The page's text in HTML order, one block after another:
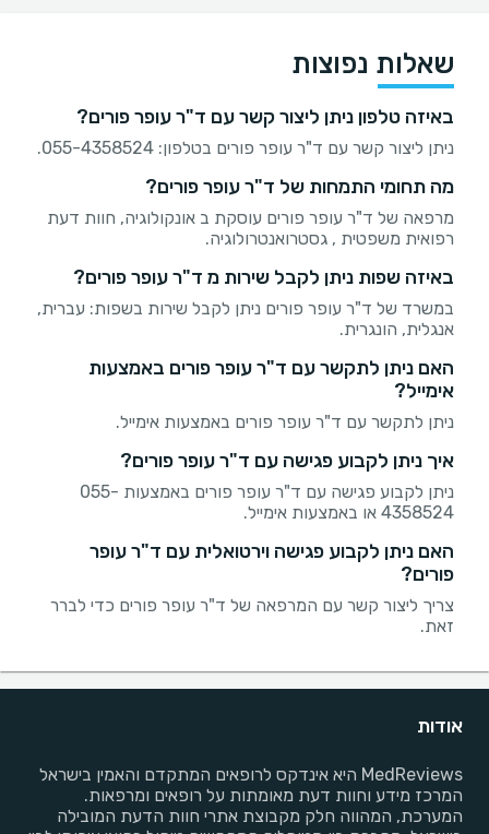
שאלות נפוצות
באיזה טלפון ניתן ליצור קשר עם ד"ר עופר פורים?
ניתן ליצור קשר עם ד"ר עופר פורים בטלפון: 055-4358524.
מה תחומי התמחות של ד"ר עופר פורים?
מרפאה של ד"ר עופר פורים עוסקת ב אונקולוגיה, חוות דעת
רפואית משפטית , גסטרואנטרולוגיה.
באיזה שפות ניתן לקבל שירות מ ד"ר עופר פורים?
במשרד של ד"ר עופר פורים ניתן לקבל שירות בשפות: עברית,
אנגלית, הונגרית.
האם ניתן לתקשר עם ד"ר עופר פורים באמצעות
אימייל?
ניתן לתקשר עם ד"ר עופר פורים באמצעות אימייל.
איך ניתן לקבוע פגישה עם ד"ר עופר פורים?
ניתן לקבוע פגישה עם ד"ר עופר פורים באמצעות 055-
4358524 או באמצעות אימייל.
האם ניתן לקבוע פגישה וירטואלית עם ד"ר עופר
פורים?
צריך ליצור קשר עם המרפאה של ד"ר עופר פורים כדי לברר
זאת.
אודות
MedReviews היא אינדקס לרופאים המתקדם והאמין בישראל
המרכז מידע וחוות דעת מאומתות על רופאים ומרפאות.
המערכת, המהווה חלק מקבוצת אתרי חוות הדעת המובילה